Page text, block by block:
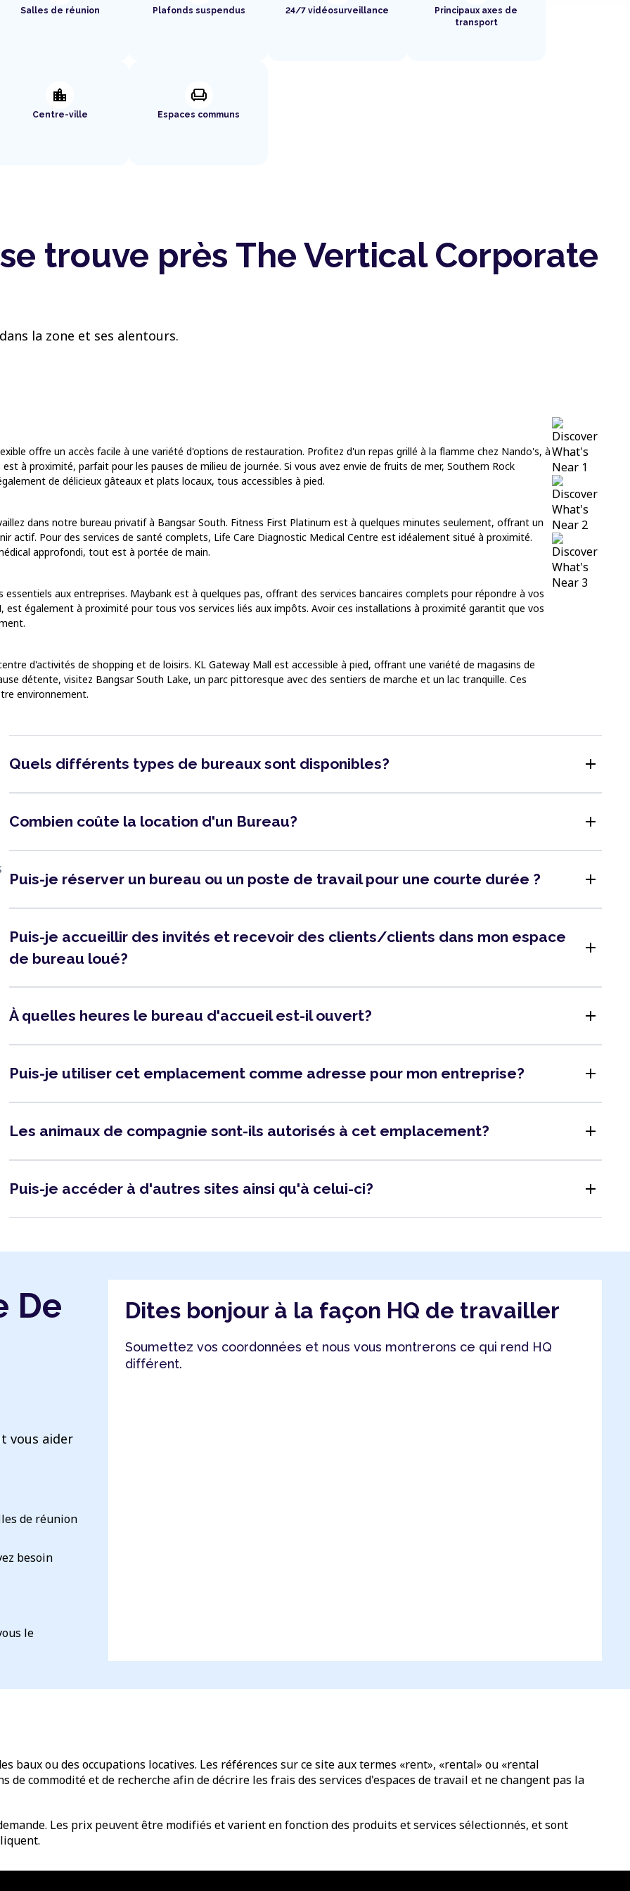
Salles de réunion Plafonds suspendus 24/7 vidéosurveillance
Principaux axes de
transport
location_city
Centre-ville
chair
Espaces communs
trouve près The Vertical Corporate
la zone et ses alentours.
offre un accès facile à une variété d'options de restauration. Profitez d'un repas grillé à la flamme chez Nando's, à
à proximité, parfait pour les pauses de milieu de journée. Si vous avez envie de fruits de mer, Southern Rock
de délicieux gâteaux et plats locaux, tous accessibles à pied.
dans notre bureau privatif à Bangsar South. Fitness First Platinum est à quelques minutes seulement, offrant un
actif. Pour des services de santé complets, Life Care Diagnostic Medical Centre est idéalement situé à proximité.
approfondi, tout est à portée de main.
aux entreprises. Maybank est à quelques pas, offrant des services bancaires complets pour répondre à vos
est également à proximité pour tous vos services liés aux impôts. Avoir ces installations à proximité garantit que vos
d'activités de shopping et de loisirs. KL Gateway Mall est accessible à pied, offrant une variété de magasins de
détente, visitez Bangsar South Lake, un parc pittoresque avec des sentiers de marche et un lac tranquille. Ces
environnement.
Quels différents types de bureaux sont disponibles? add
Combien coûte la location d'un Bureau? add
Puis-je réserver un bureau ou un poste de travail pour une courte durée ? add
Puis-je accueillir des invités et recevoir des clients/clients dans mon espace
de bureau loué?
add
À quelles heures le bureau d'accueil est-il ouvert? add
Puis-je utiliser cet emplacement comme adresse pour mon entreprise? add
Les animaux de compagnie sont-ils autorisés à cet emplacement? add
Puis-je accéder à d'autres sites ainsi qu'à celui-ci? add
De
vous aider
de réunion
besoin
le
Dites bonjour à la façon HQ de travailler
Soumettez vos coordonnées et nous vous montrerons ce qui rend HQ
différent.
baux ou des occupations locatives. Les références sur ce site aux termes «rent», «rental» ou «rental
commodité et de recherche afin de décrire les frais des services d'espaces de travail et ne changent pas la
Les prix peuvent être modifiés et varient en fonction des produits et services sélectionnés, et sont